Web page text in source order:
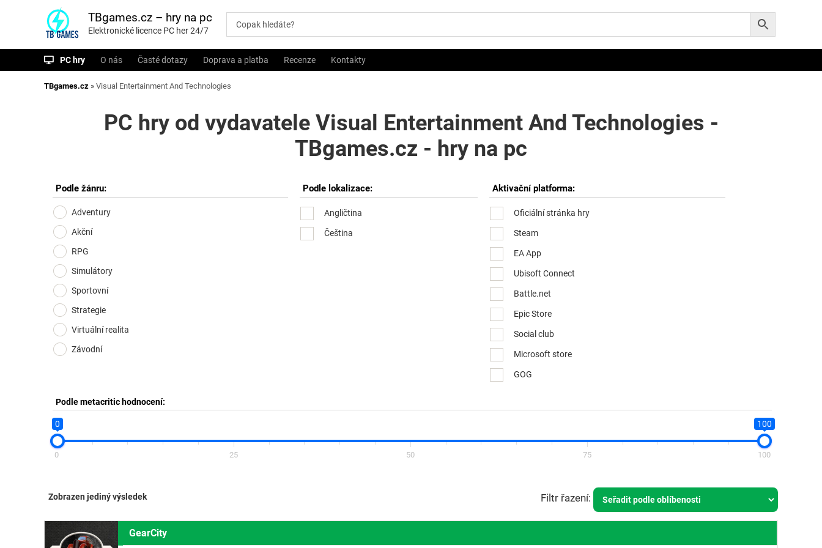
i
TBgames.cz – hry na pc
Elektronické licence PC her 24/7
PC hry O nás Časté dotazy Doprava a platba Recenze Kontakty
TBgames.cz » Visual Entertainment And Technologies
PC hry od vydavatele Visual Entertainment And Technologies -
TBgames.cz - hry na pc
Podle žánru:
Adventury
Akční
RPG
Simulátory
Sportovní
Strategie
Virtuální realita
Závodní
Podle lokalizace:
Angličtina
Čeština
Aktivační platforma:
Oficiální stránka hry
Steam
EA App
Ubisoft Connect
Battle.net
Epic Store
Social club
Microsoft store
GOG
Podle metacritic hodnocení:
0 100
0 25 50 75 100
Zobrazen jediný výsledek
GearCity